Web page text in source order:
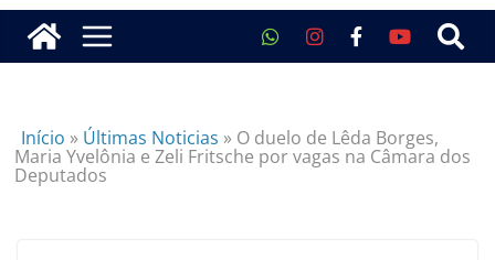
Início » Últimas Noticias » O duelo de Lêda Borges,
Maria Yvelônia e Zeli Fritsche por vagas na Câmara dos
Deputados